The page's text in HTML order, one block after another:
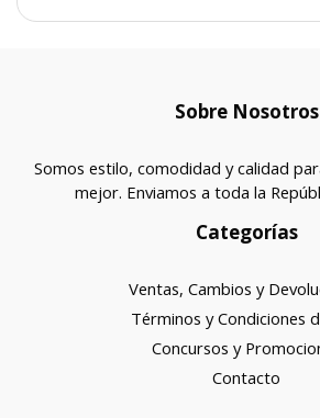
Sobre Nosotros
Somos estilo, comodidad y calidad
mejor. Enviamos a toda la
Categorías
Ventas, Cambios y
Términos y Condiciones
Concursos y
Contacto